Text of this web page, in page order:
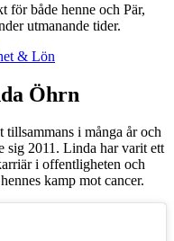
för både henne och Pär,
utmanande tider.
& Lön
Öhrn
i många år och
sig 2011. Linda har varit ett
i offentligheten och
kamp mot cancer.